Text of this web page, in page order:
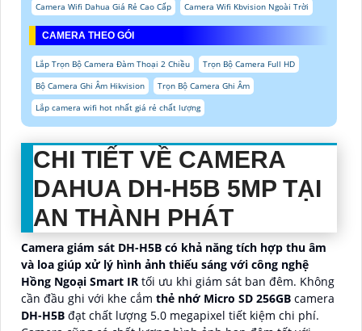
Camera Wifi Dahua Giá Rẻ Cao Cấp
Camera Wifi Kbvision Ngoài Trời
CAMERA THEO GÓI
Lắp Trọn Bộ Camera Đàm Thoại 2 Chiều
Trọn Bộ Camera Full HD
Bộ Camera Ghi Âm Hikvision
Trọn Bộ Camera Ghi Âm
Lắp camera wifi hot nhất giá rẻ chất lượng
CHI TIẾT VỀ CAMERA
DAHUA DH-H5B 5MP TẠI
AN THÀNH PHÁT
Camera giám sát DH-H5B có khả năng tích hợp thu âm
và loa giúp xử lý hình ảnh thiếu sáng với công nghệ
Hồng Ngoại Smart IR tối ưu khi giám sát ban đêm. Không
cần đầu ghi với khe cắm thẻ nhớ Micro SD 256GB camera
DH-H5B đạt chất lượng 5.0 megapixel tiết kiệm chi phí.